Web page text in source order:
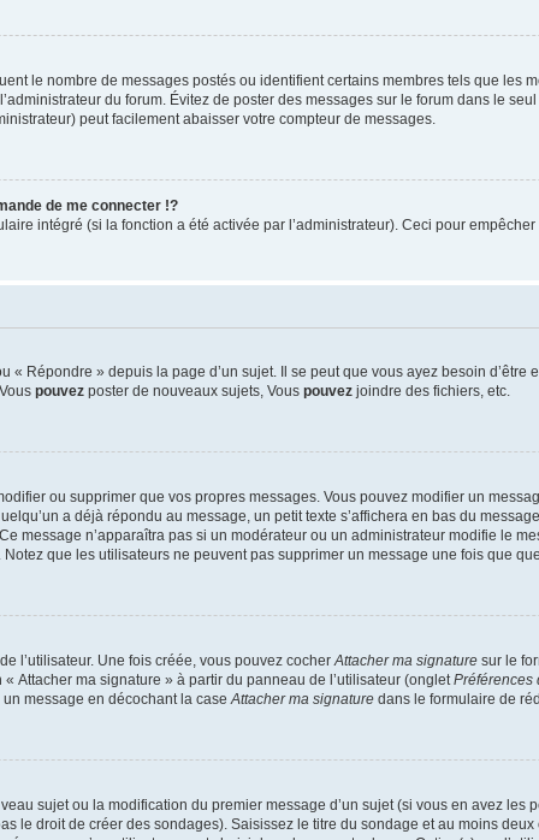
le nombre de messages postés ou identifient certains membres tels que les
du forum. Évitez de poster des messages sur le forum dans le
peut facilement abaisser votre compteur de messages.
de me connecter !?
intégré (si la fonction a été activée par l’administrateur). Ceci pour
« Répondre » depuis la page d’un sujet. Il se peut que vous ayez besoin
pouvez poster de nouveaux sujets, Vous pouvez joindre des fichiers, etc.
ou supprimer que vos propres messages. Vous pouvez modifier un
a déjà répondu au message, un petit texte s’affichera en bas du
message n’apparaîtra pas si un modérateur ou un administrateur modifie le
que les utilisateurs ne peuvent pas supprimer un message une fois que
l’utilisateur. Une fois créée, vous pouvez cocherAttacher ma signature sur le
Attacher ma signature » à partir du panneau de l’utilisateur (ongletPréférences
message en décochant la caseAttacher ma signature dans le formulaire de
sujet ou la modification du premier message d’un sujet (si vous en avez les
le droit de créer des sondages). Saisissez le titre du sondage et au moins